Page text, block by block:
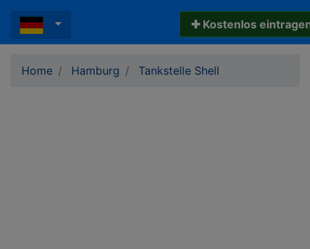
✚ Kostenlos
Home Hamburg Tankstelle Shell